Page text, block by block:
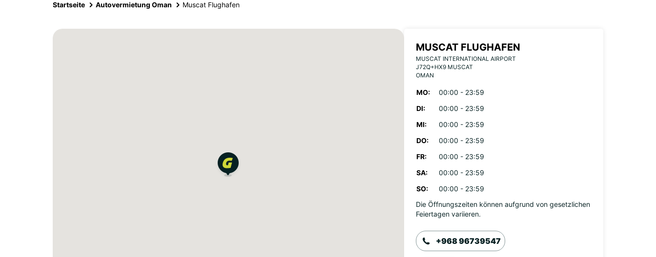
Startseite Autovermietung Oman Muscat Flughafen
MUSCAT FLUGHAFEN
MUSCAT INTERNATIONAL AIRPORT
J72Q+HX9 MUSCAT
OMAN
MO:
00:00 - 23:59
DI:
00:00 - 23:59
MI:
00:00 - 23:59
DO:
00:00 - 23:59
FR:
00:00 - 23:59
SA:
00:00 - 23:59
SO:
00:00 - 23:59
Die Öffnungszeiten können aufgrund von gesetzlichen
Feiertagen variieren.
+968 96739547